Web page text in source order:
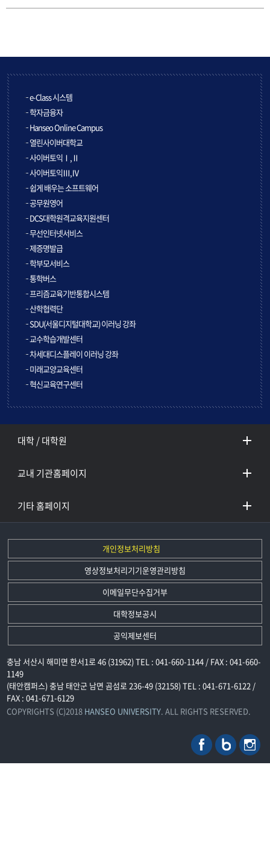
e-Class 시스템
학자금융자
Hanseo Online Campus
열린사이버대학교
사이버토익Ⅰ,Ⅱ
사이버토익Ⅲ,Ⅳ
쉽게 배우는 소프트웨어
공무원영어
DCS대학원격교육지원센터
무선인터넷서비스
제증명발급
학부모서비스
통학버스
프리즘교육기반통합시스템
산학협력단
SDU(서울디지털대학교) 이러닝 강좌
교수학습개발센터
차세대디스플레이 이러닝 강좌
미래교양교육센터
혁신교육연구센터
대학 / 대학원
교내 기관홈페이지
기타 홈페이지
개인정보처리방침
영상정보처리기기운영관리방침
이메일무단수집거부
대학정보공시
공익제보센터
충남 서산시 해미면 한서1로 46 (31962) TEL : 041-660-1144 / FAX : 041-660-
1149
(태안캠퍼스) 충남 태안군 남면 곰섬로 236-49 (32158) TEL : 041-671-6122 /
FAX : 041-671-6129
COPYRIGHTS (C)2018 HANSEO UNIVERSITY. ALL RIGHTS RESERVED.